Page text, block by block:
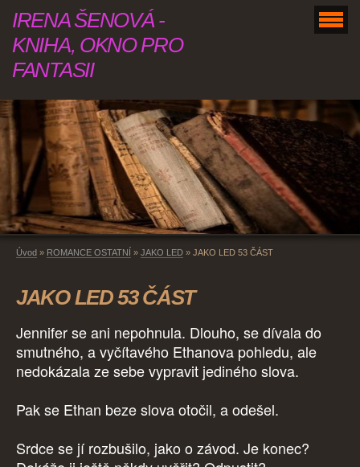
IRENA ŠENOVÁ -
KNIHA, OKNO PRO
FANTASII
Úvod » ROMANCE OSTATNÍ » JAKO LED » JAKO LED 53 ČÁST
JAKO LED 53 ČÁST
Jennifer se ani nepohnula. Dlouho, se dívala do
smutného, a vyčítavého Ethanova pohledu, ale
nedokázala ze sebe vypravit jediného slova.
Pak se Ethan beze slova otočil, a odešel.
Srdce se jí rozbušilo, jako o závod. Je konec?